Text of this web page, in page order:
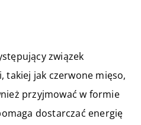
związek
takiej jak czerwone mięso,
przyjmować w formie
dostarczać energię